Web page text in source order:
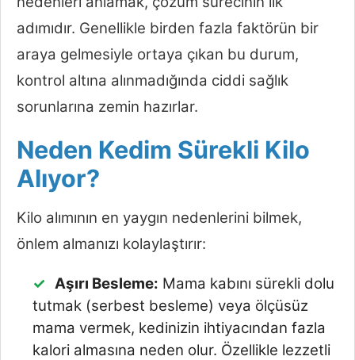
adımıdır. Genellikle birden fazla faktörün bir
araya gelmesiyle ortaya çıkan bu durum,
kontrol altına alınmadığında ciddi sağlık
sorunlarına zemin hazırlar.
Neden Kedim Sürekli Kilo
Alıyor?
Kilo alımının en yaygın nedenlerini bilmek,
önlem almanızı kolaylaştırır:
Aşırı Besleme: Mama kabını sürekli dolu
tutmak (serbest besleme) veya ölçüsüz
mama vermek, kedinizin ihtiyacından fazla
kalori almasına neden olur. Özellikle lezzetli